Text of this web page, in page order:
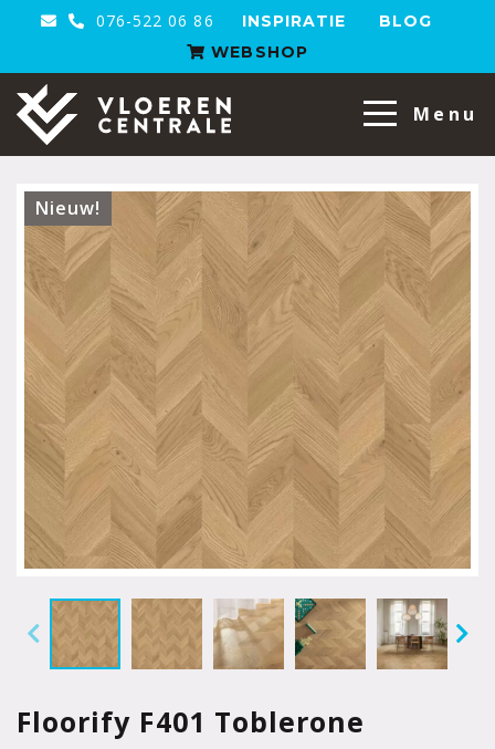
076-522 06 86 INSPIRATIE
BLOG
WEBSHOP
VloerenCentrale
Menu
Nieuw!
Floorify F401 Toblerone